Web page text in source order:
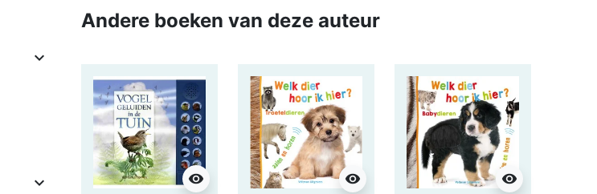


Andere boeken van deze auteur
visibility visibility visibility